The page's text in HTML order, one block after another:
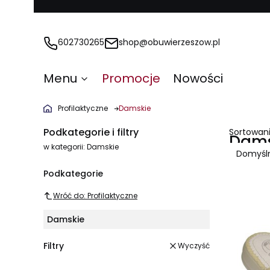
602730265 shop@obuwierzeszow.pl
Menu Promocje Nowości
Profilaktyczne Damskie
Podkategorie i filtry
w kategorii: Damskie
Podkategorie
Wróć do: Profilaktyczne
Damskie
Filtry Wyczyść